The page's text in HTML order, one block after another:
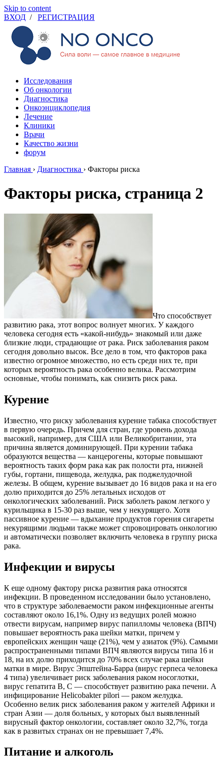
Skip to content
ВХОД / РЕГИСТРАЦИЯ
Исследования
Об онкологии
Диагностика
Онкоэнциклопедия
Лечение
Клиники
Врачи
Качество жизни
форум
Главная › Диагностика › Факторы риска
Факторы риска, страница 2
Что способствует
развитию рака, этот вопрос волнует многих. У каждого
человека сегодня есть «какой-нибудь» знакомый или даже
близкие люди, страдающие от рака. Риск заболевания раком
сегодня довольно высок. Все дело в том, что факторов рака
известно огромное множество, но есть среди них те, при
которых вероятность рака особенно велика. Рассмотрим
основные, чтобы понимать, как снизить риск рака.
Курение
Известно, что риску заболевания курение табака способствует
в первую очередь. Причем для стран, где уровень дохода
высокий, например, для США или Великобритании, эта
причина является доминирующей. При курении табака
образуются вещества — канцерогены, которые повышают
вероятность таких форм рака как рак полости рта, нижней
губы, гортани, пищевода, желудка, рак поджелудочной
железы. В общем, курение вызывает до 16 видов рака и на его
долю приходится до 25% летальных исходов от
онкологических заболеваний. Риск заболеть раком легкого у
курильщика в 15-30 раз выше, чем у некурящего. Хотя
пассивное курение — вдыхание продуктов горения сигареты
некурящими людьми также может спровоцировать онкологию
и автоматически позволяет включить человека в группу риска
рака.
Инфекции и вирусы
К еще одному фактору риска развития рака относятся
инфекции. В проведенном исследовании было установлено,
что в структуре заболеваемости раком инфекционные агенты
составляют около 16,1%. Одну из ведущих ролей можно
отвести вирусам, например вирус папилломы человека (ВПЧ)
повышает вероятность рака шейки матки, причем у
европейских женщин чаще (21%), чем у азиаток (9%). Самыми
распространенными типами ВПЧ являются вирусы типа 16 и
18, на их долю приходится до 70% всех случае рака шейки
матки в мире. Вирус Эпштейна-Барра (вирус герпеса человека
4 типа) увеличивает риск заболевания раком носоглотки,
вирус гепатита В, С — способствует развитию рака печени. А
инфицирование Helicobakter pilori — раком желудка.
Особенно велик риск заболевания раком у жителей Африки и
стран Азии — доля больных, у которых был выявленный
вирусный фактор онкологии, составляет около 32,7%, тогда
как в развитых странах он не превышает 7,4%.
Питание и алкоголь